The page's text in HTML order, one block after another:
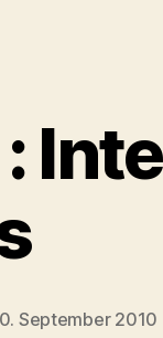
September 2010